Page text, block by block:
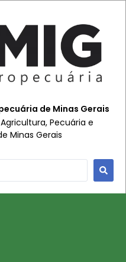
de Minas Gerais
Pecuária e
Minas Gerais